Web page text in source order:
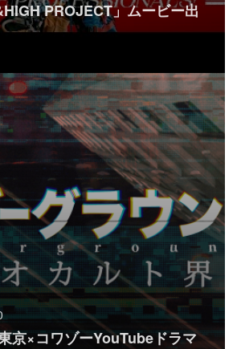
PROJECT」ムービー出
京×コワゾーYouTubeドラマ